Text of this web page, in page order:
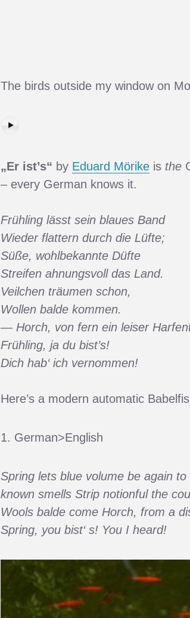
The birds outside my window on
„Er ist’s“ by Eduard Mörikeis the
– every German knows it.
Frühling lässt sein blaues Band
Wieder flattern durch die Lüfte;
Süße, wohlbekannte Düfte
Streifen ahnungsvoll das Land.
Veilchen träumen schon,
Wollen balde kommen.
— Horch, von fern ein leiser
Frühling, ja du bist’s!
Dich hab‘ ich vernommen!
Here’s a modern automatic
1. German>English
Spring lets blue volume be again
known smells Strip notionful the
Wools balde come Horch, from a
Spring, you bist‘ s! You I heard!